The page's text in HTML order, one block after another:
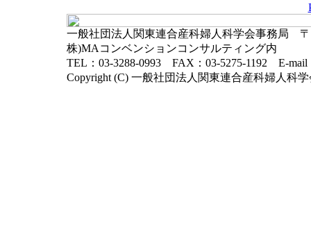
一般社団法人関東連合産科婦人科学会事務局 〒
株)MAコンベンションコンサルティング内
TEL：03-3288-0993 FAX：03-5275-1192 E-mail
Copyright (C) 一般社団法人関東連合産科婦人科